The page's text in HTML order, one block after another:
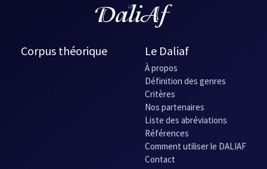
Corpus théorique Le Daliaf
À propos
Définition des genres
Critères
Nos partenaires
Liste des abréviations
Références
Comment utiliser le DALIAF
Contact